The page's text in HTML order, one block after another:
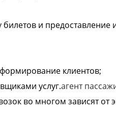
и
клиентов;
услуг.агент
во многом зависят от